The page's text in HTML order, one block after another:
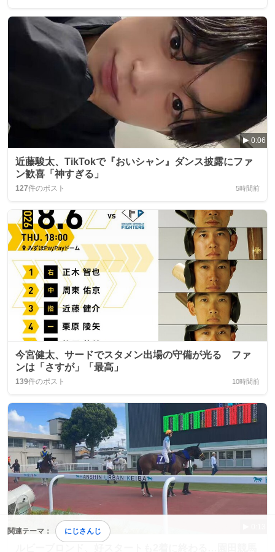
関連テーマ： にじさんじ
0:06
近藤駿太、TikTokで『おいシャン』ダンス披露にファ
ン歓喜「神すぎる」
127件のポスト 5時間前
今宮健太、サードでスタメン出場の守備が光る ファ
ンは「さすが」「最高」
139件のポスト 10時間前